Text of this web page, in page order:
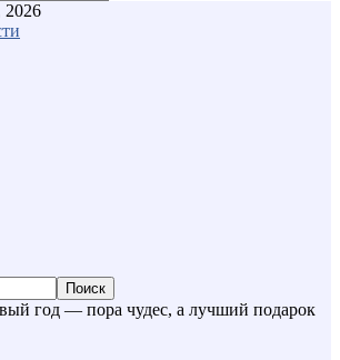
2026
год — пора чудес, а лучший подарок